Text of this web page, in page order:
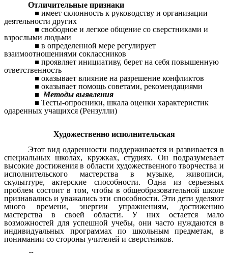
Отличительные признаки
имеет склонность к руководству и организации
деятельности других
свободное и легкое общение со сверстниками и
взрослыми людьми
в определенной мере регулирует
взаимоотношениями соклассников
проявляет инициативу, берет на себя повышенную
ответственность
оказывает влияние на разрешение конфликтов
оказывает помощь советами, рекомендациями
Методы выявления
Тесты-опросники, шкала оценки характеристик
одаренных учащихся (Рензулли)
Художественно исполнительская
Этот вид одаренности поддерживается и развивается в
специальных школах, кружках, студиях. Он подразумевает
высокие достижения в области художественного творчества и
исполнительского мастерства в музыке, живописи,
скульптуре, актерские способности. Одна из серьезных
проблем состоит в том, чтобы в общеобразовательной школе
признавались и уважались эти способности. Эти дети уделяют
много времени, энергии упражнениям, достижению
мастерства в своей области. У них остается мало
возможностей для успешной учебы, они часто нуждаются в
индивидуальных программах по школьным предметам, в
понимании со стороны учителей и сверстников.